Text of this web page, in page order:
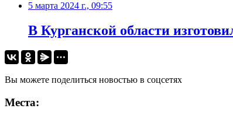
5 марта 2024 г., 09:55
В Курганской области
Вы можете поделиться новостью в соцсетях
Места: